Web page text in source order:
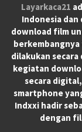
Layarkaca21
Indonesia dan
download film
dilakukan
kegiatan
secara
smartphone
Indxxi hadir
dengan